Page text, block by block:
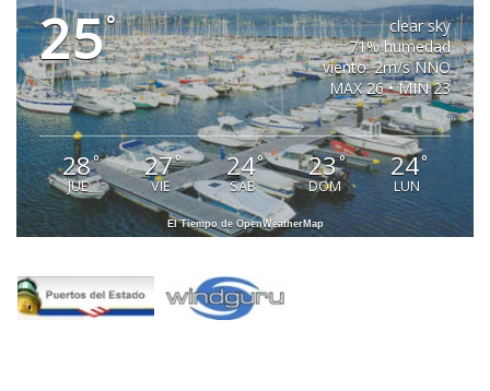
25°
clear sky
71% humedad
viento: 2m/s NNO
MAX 26 • MIN 23
28°
JUE
27°
VIE
24°
SAB
23°
DOM
24°
LUN
El Tiempo de OpenWeatherMap